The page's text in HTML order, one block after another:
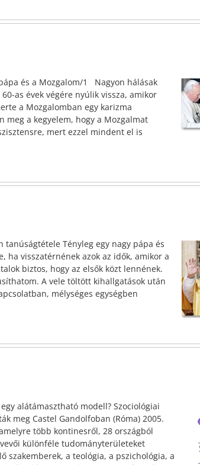
és a Mozgalom/1 Nagyon hálásak
as évek végére nyúlik vissza, amikor
a Mozgalomban egy karizma
meg a kegyelem, hogy a Mozgalmat
mert ezzel mindent el is
tanúságtétele Tényleg egy nagy pápa és
visszatérnének azok az idők, amikor a
biztos, hogy az elsők közt lennének.
A vele töltött kihallgatások után
mélységes egységben
alátámasztható modell? Szociológiai
meg Castel Gandolfoban (Róma) 2005.
több kontinesről, 28 országból
különféle tudományterületeket
szakemberek, a teológia, a pszichológia, a